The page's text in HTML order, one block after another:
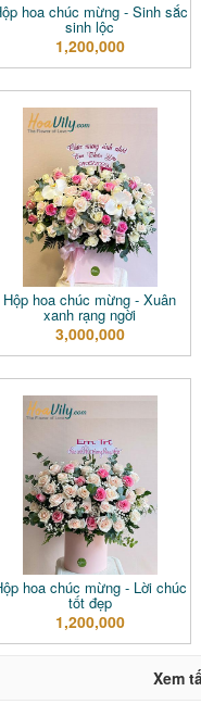
hoa chúc mừng - Sinh sắc
sinh lộc
1,200,000
Hộp hoa chúc mừng - Xuân
xanh rạng ngời
3,000,000
hoa chúc mừng - Lời chúc
tốt đẹp
1,200,000
Xem